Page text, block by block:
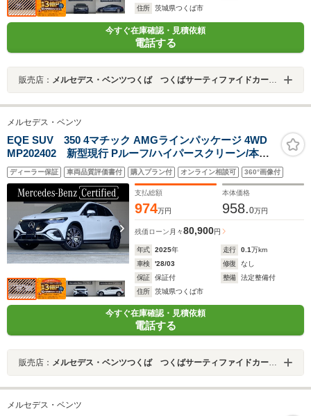
住所
茨城県つくば市
今すぐ在庫確認・見積依頼
電話する
販売店： メルセデス・ベンツつくば つくばサーティファイドカーセンター
メルセデス・ベンツ
EQE SUV 350 4マチック AMGラインパッケージ 4WD
MP202402 新型現行 Pルーフ/ハイパースクリーン/本革/
ヘッドアップDISP/シートベンチレーター/ステアリングヒ
ーター/21インチAMGマルチスポークアルミ/ARナビ/エア
サス/リアアクスルステア
ディーラー保証 車両品質評価書付 購入プラン付 オンライン相談可 360°画像付
支払総額
974万円
本体価格
958.0万円
残価ローン 月々80,900円
年式 2025年 走行 0.1万km
車検
'28/03 修復
なし
保証
保証付 整備
法定整備付
住所
茨城県つくば市
今すぐ在庫確認・見積依頼
電話する
販売店： メルセデス・ベンツつくば つくばサーティファイドカーセンター
メルセデス・ベンツ